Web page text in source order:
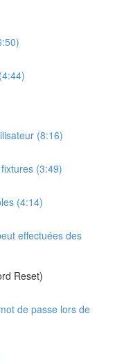
(8:16)
(3:49)
(4:14)
effectuées des
Reset)
de passe lors de